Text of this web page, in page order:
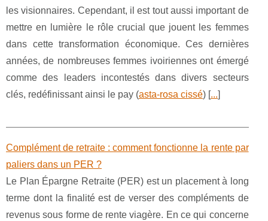
les visionnaires. Cependant, il est tout aussi important de
mettre en lumière le rôle crucial que jouent les femmes
dans cette transformation économique. Ces dernières
années, de nombreuses femmes ivoiriennes ont émergé
comme des leaders incontestés dans divers secteurs
clés, redéfinissant ainsi le pay (asta-rosa cissé) [...]
Complément de retraite : comment fonctionne la rente par
paliers dans un PER ?
Le Plan Épargne Retraite (PER) est un placement à long
terme dont la finalité est de verser des compléments de
revenus sous forme de rente viagère. En ce qui concerne